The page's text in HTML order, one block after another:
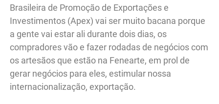
Brasileira de Promoção de Exportações e
Investimentos (Apex) vai ser muito bacana porque
a gente vai estar ali durante dois dias, os
compradores vão e fazer rodadas de negócios com
os artesãos que estão na Fenearte, em prol de
gerar negócios para eles, estimular nossa
internacionalização, exportação.